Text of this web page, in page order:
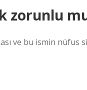
zorunlu
ve bu ismin nüfus